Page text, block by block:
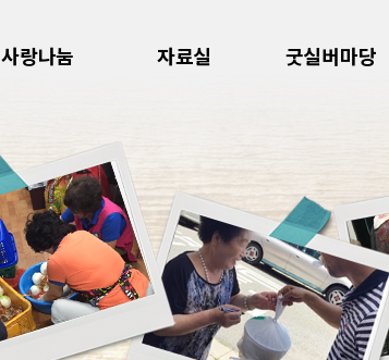
사랑나눔 자료실 굿실버마당